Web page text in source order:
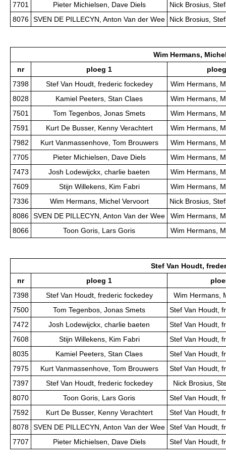
7701
Pieter Michielsen, Dave Diels
Nick Brosius,
8076 SVEN DE PILLECYN, Anton Van der Wee Nick Brosius,
Wim Hermans,
nr
ploeg 1
7398
Stef Van Houdt, frederic fockedey
Wim Hermans,
8028
Kamiel Peeters, Stan Claes
Wim Hermans,
7501
Tom Tegenbos, Jonas Smets
Wim Hermans,
7591
Kurt De Busser, Kenny Verachtert
Wim Hermans,
7982
Kurt Vanmassenhove, Tom Brouwers
Wim Hermans,
7705
Pieter Michielsen, Dave Diels
Wim Hermans,
7473
Josh Lodewijckx, charlie baeten
Wim Hermans,
7609
Stijn Willekens, Kim Fabri
Wim Hermans,
7336
Wim Hermans, Michel Vervoort
Nick Brosius,
8086 SVEN DE PILLECYN, Anton Van der Wee
Wim Hermans,
8066
Toon Goris, Lars Goris Wim Hermans,
Stef Van Houdt,
nr
ploeg 1
7398
Stef Van Houdt, frederic fockedey
Wim Hermans,
7500
Tom Tegenbos, Jonas Smets
Stef Van Houdt,
7472
Josh Lodewijckx, charlie baeten
Stef Van Houdt,
7608
Stijn Willekens, Kim Fabri
Stef Van Houdt,
8035
Kamiel Peeters, Stan Claes
Stef Van Houdt,
7975
Kurt Vanmassenhove, Tom Brouwers
Stef Van Houdt,
7397
Stef Van Houdt, frederic fockedey
Nick Brosius,
8070
Toon Goris, Lars Goris
Stef Van Houdt,
7592
Kurt De Busser, Kenny Verachtert
Stef Van Houdt,
8078 SVEN DE PILLECYN, Anton Van der Wee Stef Van Houdt,
7707
Pieter Michielsen, Dave Diels Stef Van Houdt,